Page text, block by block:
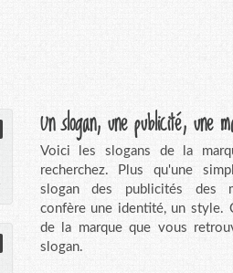
Un slogan, une publicité, une
Voici les slogans de la
recherchez. Plus qu'une
slogan des publicités des
confère une identité, un style.
de la marque que vous
slogan.